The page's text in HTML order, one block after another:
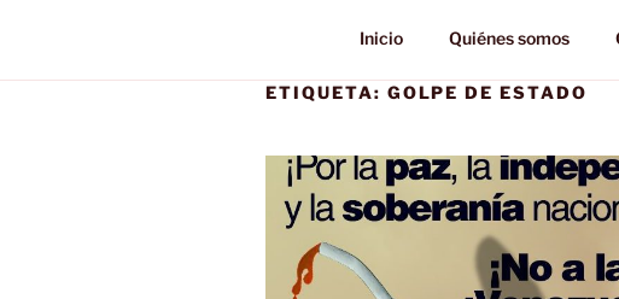
Inicio Quiénes somos
ETIQUETA: GOLPE DE ESTADO